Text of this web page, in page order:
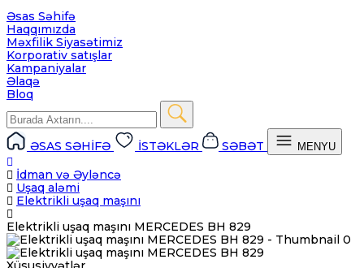
Əsas Səhifə
Haqqımızda
Məxfilik Siyasətimiz
Korporativ satışlar
Kampaniyalar
Əlaqə
Bloq
ƏSAS SƏHİFƏ İSTƏKLƏR SƏBƏT MENYU
İdman və Əyləncə
Uşaq aləmi
Elektrikli uşaq maşını
Elektrikli uşaq maşını MERCEDES BH 829